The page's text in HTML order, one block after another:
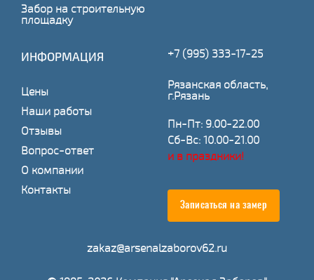
Забор на строительную
площадку
ИНФОРМАЦИЯ
Цены
Наши работы
Отзывы
Вопрос-ответ
О компании
Контакты
+7 (995) 333-17-25
Рязанская область,
г.Рязань
Пн-Пт: 9.00-22.00
Сб-Вс: 10.00-21.00
и в праздники!
Записаться на замер
zakaz@arsenalzaborov62.ru